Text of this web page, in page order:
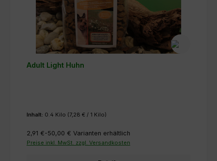
Adult Light Huhn
Inhalt: 0.4 Kilo (7,28 € / 1 Kilo)
2,91 €-50,00 € Varianten erhältlich
Preise inkl. MwSt. zzgl. Versandkosten